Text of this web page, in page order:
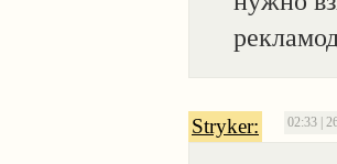
Stryker: 02:33 |